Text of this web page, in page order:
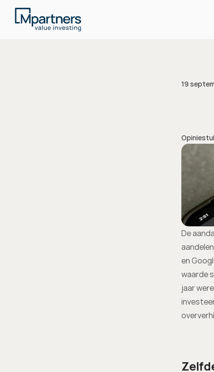
19
De
en
waarde
jaar